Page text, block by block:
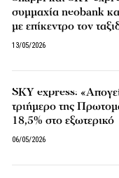
συμμαχία neobank
με επίκεντρο τον
13/05/2026
SKY express:
τριήμερο της
18,5% στο εξωτερικό
06/05/2026